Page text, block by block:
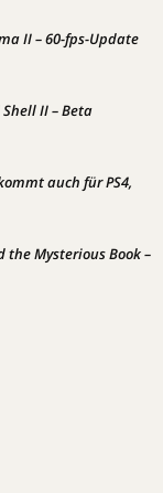
II – 60-fps-Update
II – Beta
auch für PS4,
the Mysterious Book –